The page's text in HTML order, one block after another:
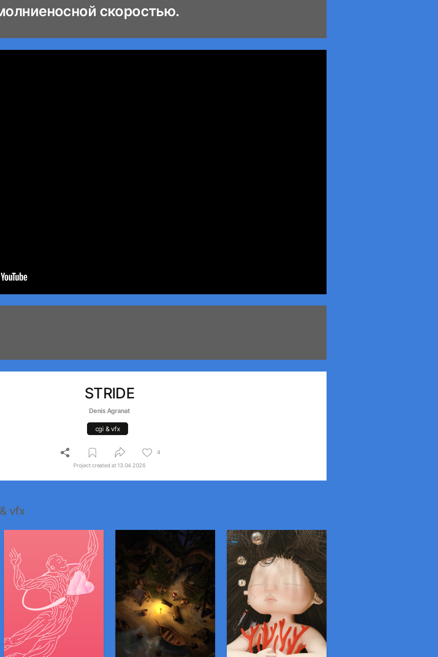
скоростью.
STRIDE
Denis Agranat
cgi & vfx
4
Project created at13.04.2026
vfx